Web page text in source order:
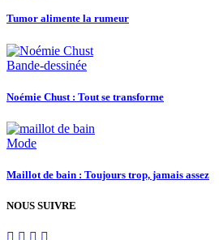
Tumor alimente la rumeur
Bande-dessinée
Noémie Chust : Tout se transforme
Mode
Maillot de bain : Toujours trop, jamais assez
NOUS SUIVRE